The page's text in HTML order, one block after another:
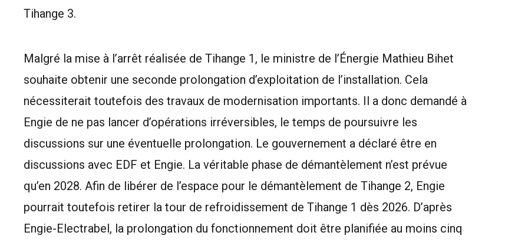
Tihange 3.
Malgré la mise à l’arrêt réalisée de Tihange 1, le ministre de l’Énergie Mathieu Bihet
souhaite obtenir une seconde prolongation d’exploitation de l’installation. Cela
nécessiterait toutefois des travaux de modernisation importants. Il a donc demandé à
Engie de ne pas lancer d’opérations irréversibles, le temps de poursuivre les
discussions sur une éventuelle prolongation. Le gouvernement a déclaré être en
discussions avec EDF et Engie. La véritable phase de démantèlement n’est prévue
qu’en 2028. Afin de libérer de l’espace pour le démantèlement de Tihange 2, Engie
pourrait toutefois retirer la tour de refroidissement de Tihange 1 dès 2026. D’après
Engie-Electrabel, la prolongation du fonctionnement doit être planifiée au moins cinq